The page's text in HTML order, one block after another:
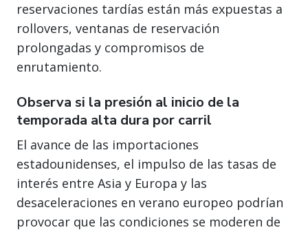
reservaciones tardías están más expuestas a
rollovers, ventanas de reservación
prolongadas y compromisos de
enrutamiento.
Observa si la presión al inicio de la
temporada alta dura por carril
El avance de las importaciones
estadounidenses, el impulso de las tasas de
interés entre Asia y Europa y las
desaceleraciones en verano europeo podrían
provocar que las condiciones se moderen de